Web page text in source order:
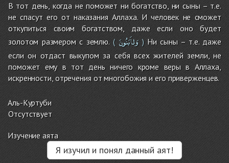
В тот день, когда не поможет ни богатство, ни сыны – т.е.
не спасут его от наказания Аллаха. И человек не сможет
откупиться своим богатством, даже если оно будет
золотом размером с землю. ( وَلاَبَنُونَ)Ни сыны – т.е. даже
если он отдаст выкупом за себя всех жителей земли, не
поможет ему в тот день ничего кроме веры в Аллаха,
искренности, отречения от многобожия и его приверженцев.
Аль-Куртуби
Отсутствует
Изучение аята
Я изучил и понял данный аят!